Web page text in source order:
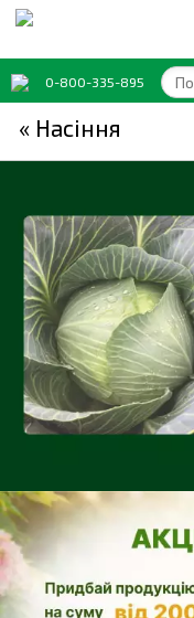
0-800-335-895
« Насіння